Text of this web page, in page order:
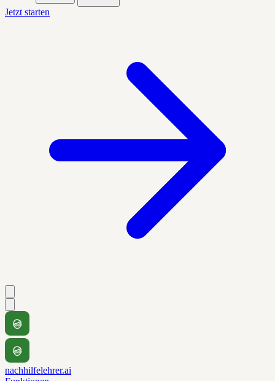
Jetzt starten
nachhilfelehrer.ai